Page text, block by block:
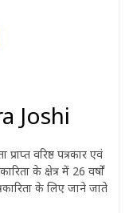
Joshi
वरिष्ठ पत्रकार एवं
के क्षेत्र में 26 वर्षों
के लिए जाने जाते